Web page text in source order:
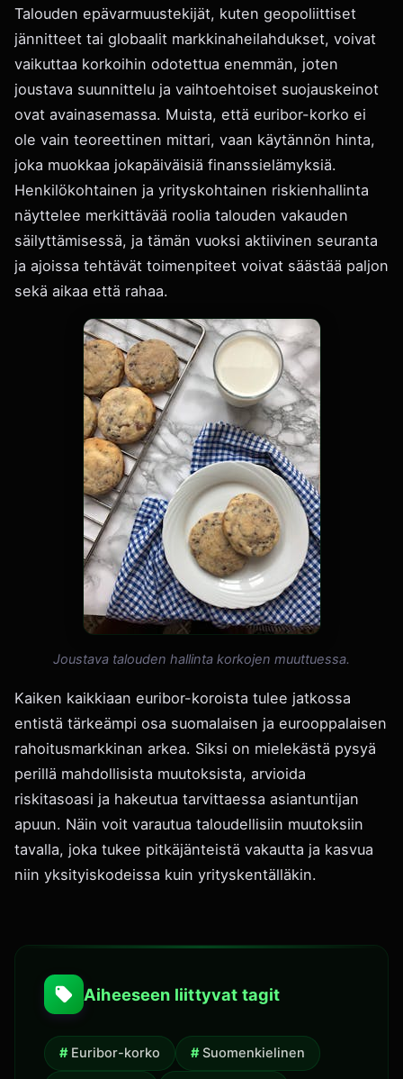
Talouden epävarmuustekijät, kuten geopoliittiset
jännitteet tai globaalit markkinaheilahdukset, voivat
vaikuttaa korkoihin odotettua enemmän, joten
joustava suunnittelu ja vaihtoehtoiset suojauskeinot
ovat avainasemassa. Muista, että euribor-korko ei
ole vain teoreettinen mittari, vaan käytännön hinta,
joka muokkaa jokapäiväisiä finanssielämyksiä.
Henkilökohtainen ja yrityskohtainen riskienhallinta
näyttelee merkittävää roolia talouden vakauden
säilyttämisessä, ja tämän vuoksi aktiivinen seuranta
ja ajoissa tehtävät toimenpiteet voivat säästää paljon
sekä aikaa että rahaa.
Joustava talouden hallinta korkojen muuttuessa.
Kaiken kaikkiaan euribor-koroista tulee jatkossa
entistä tärkeämpi osa suomalaisen ja eurooppalaisen
rahoitusmarkkinan arkea. Siksi on mielekästä pysyä
perillä mahdollisista muutoksista, arvioida
riskitasoasi ja hakeutua tarvittaessa asiantuntijan
apuun. Näin voit varautua taloudellisiin muutoksiin
tavalla, joka tukee pitkäjänteistä vakautta ja kasvua
niin yksityiskodeissa kuin yrityskentälläkin.
Aiheeseen liittyvat tagit
Euribor-korko Suomenkielinen